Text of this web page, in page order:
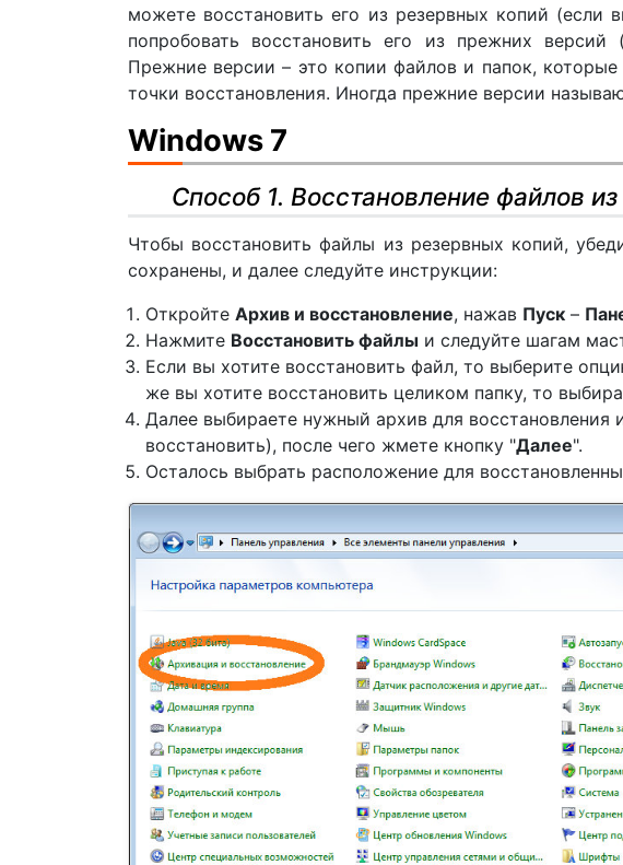
можете восстановить его из резервных копий (если
попробовать восстановить его из прежних версий
Прежние версии – это копии файлов и папок, которые
точки восстановления. Иногда прежние версии
Windows 7
Способ 1. Восстановление файлов
Чтобы восстановить файлы из резервных копий,
сохранены, и далее следуйте инструкции:
Откройте Архив и восстановление, нажав Пуск –
Нажмите Восстановить файлы и следуйте шагам
Если вы хотите восстановить файл, то выберите
же вы хотите восстановить целиком папку, то
Далее выбираете нужный архив для
восстановить), после чего жмете кнопку "Далее".
Осталось выбрать расположение для